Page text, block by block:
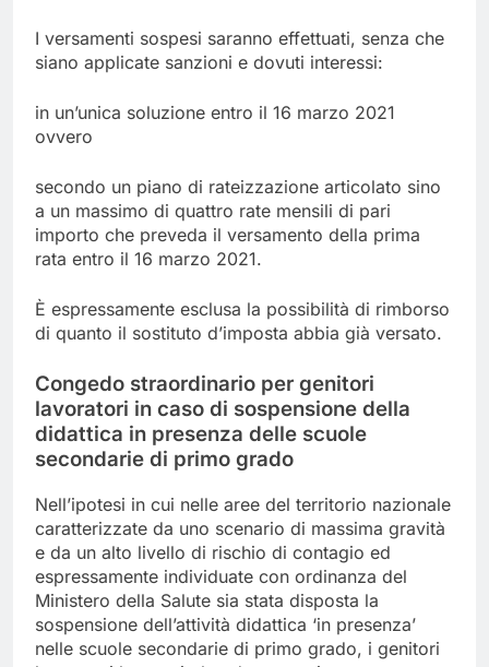
I versamenti sospesi saranno effettuati, senza che
siano applicate sanzioni e dovuti interessi:
in un’unica soluzione entro il 16 marzo 2021
ovvero
secondo un piano di rateizzazione articolato sino
a un massimo di quattro rate mensili di pari
importo che preveda il versamento della prima
rata entro il 16 marzo 2021.
È espressamente esclusa la possibilità di rimborso
di quanto il sostituto d’imposta abbia già versato.
Congedo straordinario per genitori
lavoratori in caso di sospensione della
didattica in presenza delle scuole
secondarie di primo grado
Nell’ipotesi in cui nelle aree del territorio nazionale
caratterizzate da uno scenario di massima gravità
e da un alto livello di rischio di contagio ed
espressamente individuate con ordinanza del
Ministero della Salute sia stata disposta la
sospensione dell’attività didattica ‘in presenza’
nelle scuole secondarie di primo grado, i genitori